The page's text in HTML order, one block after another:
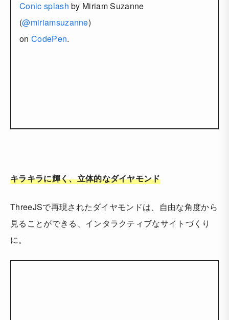
Conic splash by Miriam Suzanne
(@miriamsuzanne)
on CodePen.
キラキラに輝く、立体的なダイヤモンド
ThreeJSで再現されたダイヤモンドは、自由な角度から
見ることができる、インタラクティブなサイトづくり
に。